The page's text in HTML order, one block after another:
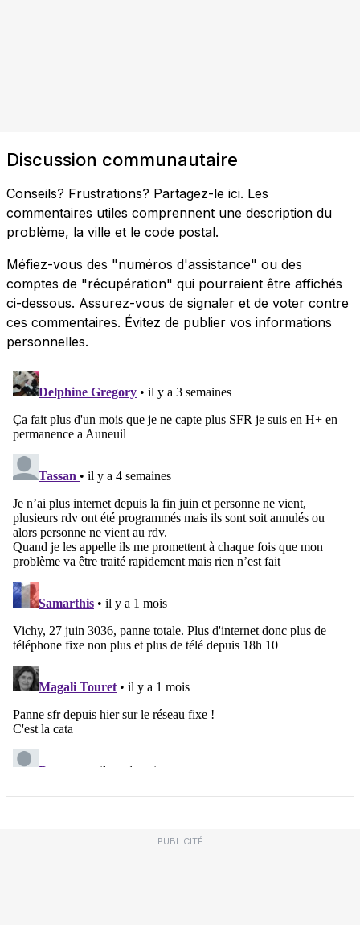
Discussion communautaire
Conseils? Frustrations? Partagez-le ici. Les
commentaires utiles comprennent une description du
problème, la ville et le code postal.
Méfiez-vous des "numéros d'assistance" ou des
comptes de "récupération" qui pourraient être affichés
ci-dessous. Assurez-vous de signaler et de voter contre
ces commentaires. Évitez de publier vos informations
personnelles.
PUBLICITÉ